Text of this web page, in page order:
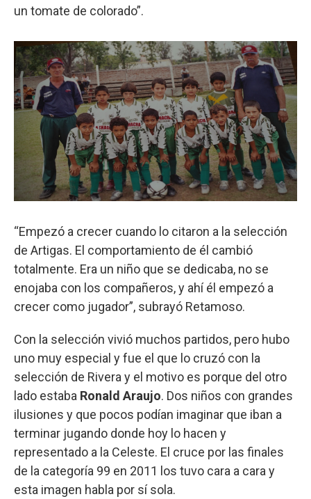
un tomate de colorado”.
“Empezó a crecer cuando lo citaron a la selección
de Artigas. El comportamiento de él cambió
totalmente. Era un niño que se dedicaba, no se
enojaba con los compañeros, y ahí él empezó a
crecer como jugador”, subrayó Retamoso.
Con la selección vivió muchos partidos, pero hubo
uno muy especial y fue el que lo cruzó con la
selección de Rivera y el motivo es porque del otro
lado estaba Ronald Araujo. Dos niños con grandes
ilusiones y que pocos podían imaginar que iban a
terminar jugando donde hoy lo hacen y
representado a la Celeste. El cruce por las finales
de la categoría 99 en 2011 los tuvo cara a cara y
esta imagen habla por sí sola.